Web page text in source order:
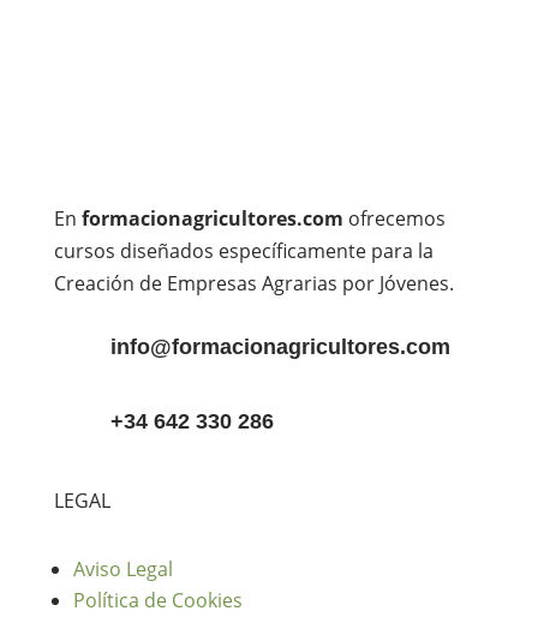
En formacionagricultores.com ofrecemos
cursos diseñados específicamente para la
Creación de Empresas Agrarias por Jóvenes.
info@formacionagricultores.com
+34 642 330 286
LEGAL
Aviso Legal
Política de Cookies